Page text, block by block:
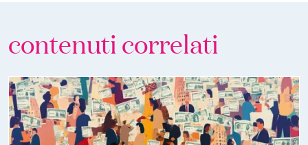
contenuti correlati